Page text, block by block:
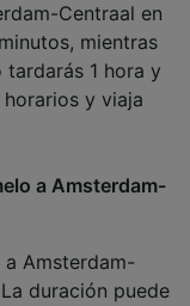
Centraal en
mientras
1 hora y
y viaja
a Amsterdam-
Amsterdam-
duración puede